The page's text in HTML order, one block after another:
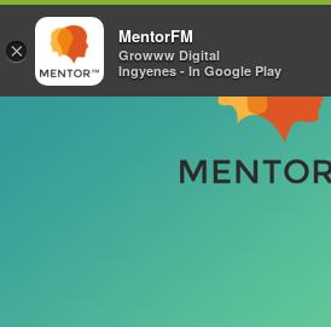
×
MentorFM
Growww Digital
Ingyenes - In Google Play